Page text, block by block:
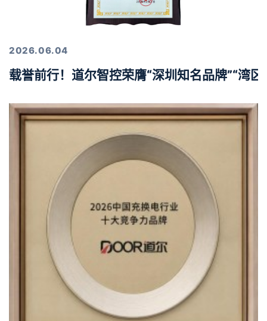
2026.06.04
载誉前行！道尔智控荣膺“深圳知名品牌”“湾